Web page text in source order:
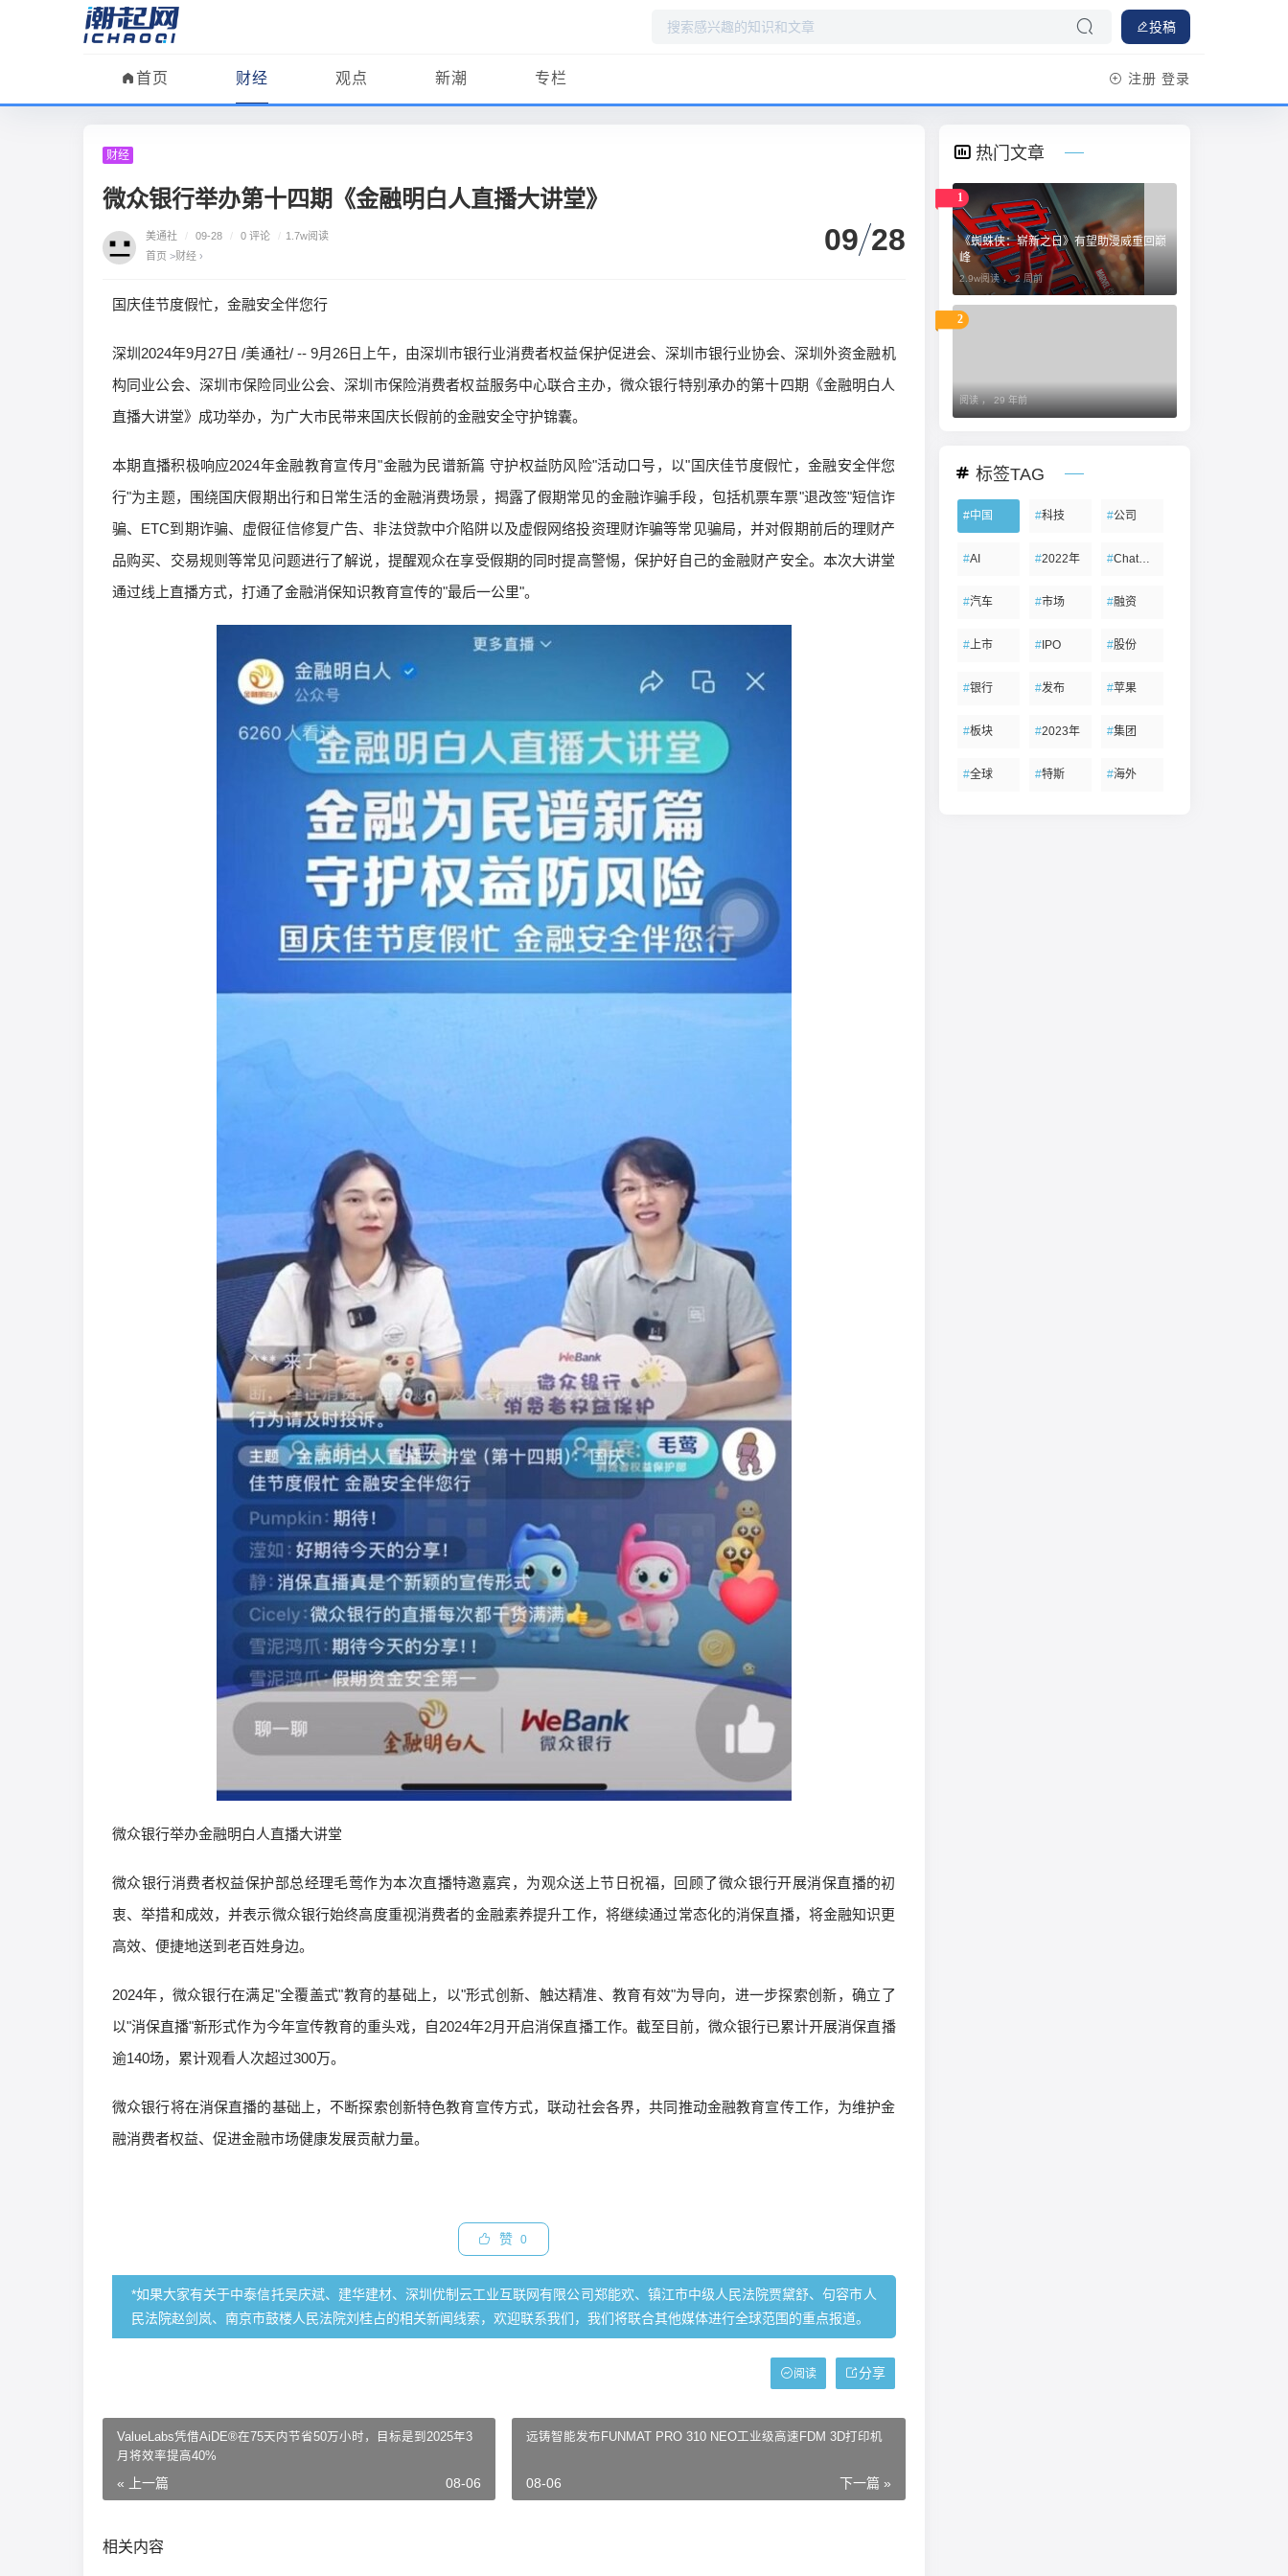
投稿
首页 财经 观点 新潮 专栏 注册 登录
财经
微众银行举办第十四期《金融明白人直播大讲堂》
美通社 / 09-28 / 0 评论 / 1.7w阅读
首页 >财经 › 09 28
国庆佳节度假忙，金融安全伴您行
深圳2024年9月27日 /美通社/ -- 9月26日上午，由深圳市银行业消费者权益保护促进会、深圳市银行业协会、深圳外资金融机
构同业公会、深圳市保险同业公会、深圳市保险消费者权益服务中心联合主办，微众银行特别承办的第十四期《金融明白人
直播大讲堂》成功举办，为广大市民带来国庆长假前的金融安全守护锦囊。
本期直播积极响应2024年金融教育宣传月"金融为民谱新篇 守护权益防风险"活动口号，以"国庆佳节度假忙，金融安全伴您
行"为主题，围绕国庆假期出行和日常生活的金融消费场景，揭露了假期常见的金融诈骗手段，包括机票车票"退改签"短信诈
骗、ETC到期诈骗、虚假征信修复广告、非法贷款中介陷阱以及虚假网络投资理财诈骗等常见骗局，并对假期前后的理财产
品购买、交易规则等常见问题进行了解说，提醒观众在享受假期的同时提高警惕，保护好自己的金融财产安全。本次大讲堂
通过线上直播方式，打通了金融消保知识教育宣传的"最后一公里"。
微众银行举办金融明白人直播大讲堂
微众银行消费者权益保护部总经理毛莺作为本次直播特邀嘉宾，为观众送上节日祝福，回顾了微众银行开展消保直播的初
衷、举措和成效，并表示微众银行始终高度重视消费者的金融素养提升工作，将继续通过常态化的消保直播，将金融知识更
高效、便捷地送到老百姓身边。
2024年，微众银行在满足"全覆盖式"教育的基础上，以"形式创新、触达精准、教育有效"为导向，进一步探索创新，确立了
以"消保直播"新形式作为今年宣传教育的重头戏，自2024年2月开启消保直播工作。截至目前，微众银行已累计开展消保直播
逾140场，累计观看人次超过300万。
微众银行将在消保直播的基础上，不断探索创新特色教育宣传方式，联动社会各界，共同推动金融教育宣传工作，为维护金
融消费者权益、促进金融市场健康发展贡献力量。
赞 0
*如果大家有关于中泰信托吴庆斌、建华建材、深圳优制云工业互联网有限公司郑能欢、镇江市中级人民法院贾黛舒、句容市人
民法院赵剑岚、南京市鼓楼人民法院刘桂占的相关新闻线索，欢迎联系我们，我们将联合其他媒体进行全球范围的重点报道。
分享
阅读
ValueLabs凭借AiDE®在75天内节省50万小时，目标是到2025年3
月将效率提高40%
« 上一篇 08-06
远铸智能发布FUNMAT PRO 310 NEO工业级高速FDM 3D打印机
下一篇 »
08-06
相关内容
热门文章
1
《蜘蛛侠：崭新之日》有望助漫威重回巅
峰
2.9w阅读 ，2 周前
2
阅读 ， 29 年前
标签TAG
#中国 #科技 #公司
#AI #2022年 #ChatGPT
#汽车 #市场 #融资
#上市 #IPO #股份
#银行 #发布 #苹果
#板块 #2023年 #集团
#全球 #特斯 #海外